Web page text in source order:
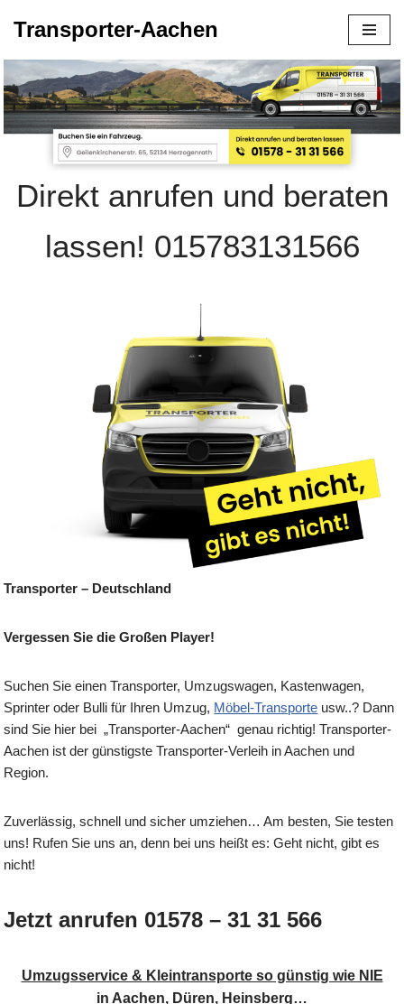
springen
Transporter-Aachen
Direkt anrufen und beraten
lassen! 015783131566
Transporter – Deutschland
Vergessen Sie die Großen Player!
Suchen Sie einen Transporter, Umzugswagen, Kastenwagen,
Sprinter oder Bulli für Ihren Umzug, Möbel-Transporte usw..? Dann
sind Sie hier bei „Transporter-Aachen“ genau richtig! Transporter-
Aachen ist der günstigste Transporter-Verleih in Aachen und
Region.
Zuverlässig, schnell und sicher umziehen… Am besten, Sie testen
uns! Rufen Sie uns an, denn bei uns heißt es: Geht nicht, gibt es
nicht!
Jetzt anrufen 01578 – 31 31 566
Umzugsservice & Kleintransporte so günstig wie NIE
in Aachen, Düren, Heinsberg…